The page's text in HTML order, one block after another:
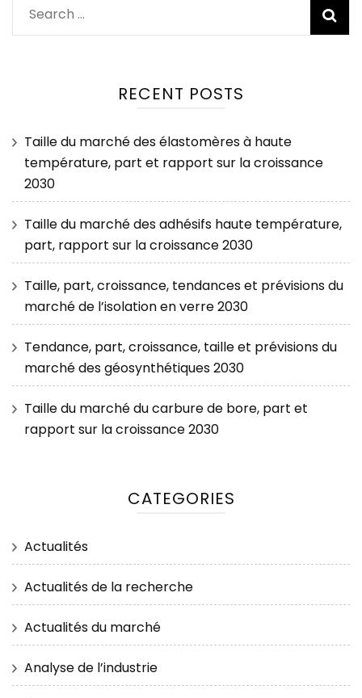
Search
for:
RECENT POSTS
Taille du marché des élastomères à haute
température, part et rapport sur la croissance
2030
Taille du marché des adhésifs haute température,
part, rapport sur la croissance 2030
Taille, part, croissance, tendances et prévisions du
marché de l’isolation en verre 2030
Tendance, part, croissance, taille et prévisions du
marché des géosynthétiques 2030
Taille du marché du carbure de bore, part et
rapport sur la croissance 2030
CATEGORIES
Actualités
Actualités de la recherche
Actualités du marché
Analyse de l’industrie